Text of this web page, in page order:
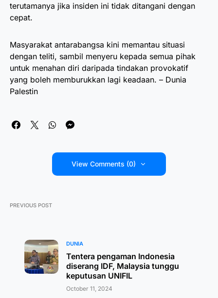
terutamanya jika insiden ini tidak ditangani dengan
cepat.
Masyarakat antarabangsa kini memantau situasi
dengan teliti, sambil menyeru kepada semua pihak
untuk menahan diri daripada tindakan provokatif
yang boleh memburukkan lagi keadaan. – Dunia
Palestin
View Comments (0)
PREVIOUS POST
DUNIA
Tentera pengaman Indonesia
diserang IDF, Malaysia tunggu
keputusan UNIFIL
October 11, 2024